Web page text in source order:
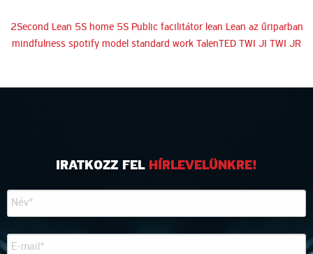
2Second Lean 5S home 5S Public facilitátor lean Lean az űriparban
mindfulness spotify model standard work TalenTED TWI JI TWI JR
IRATKOZZ FEL HÍRLEVELÜNKRE!